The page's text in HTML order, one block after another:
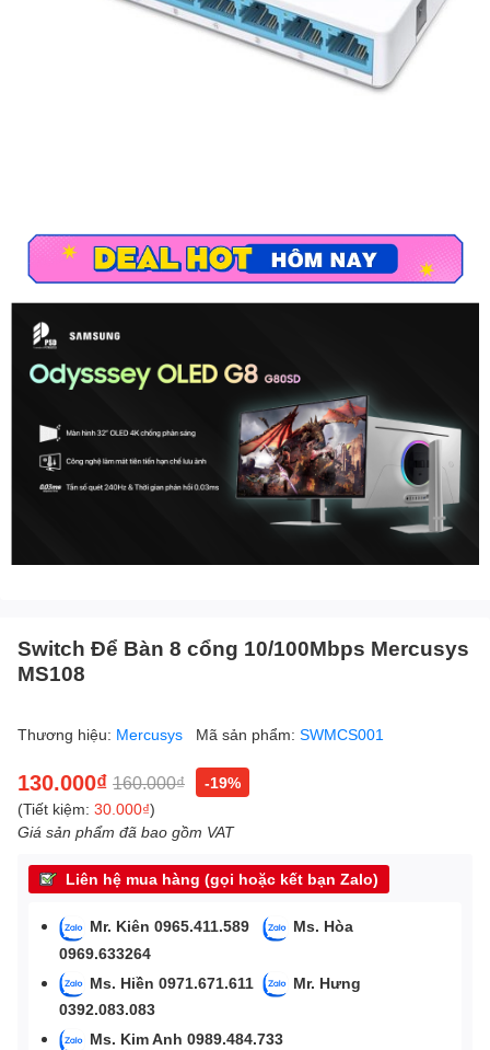
Switch Để Bàn 8 cổng 10/100Mbps Mercusys
MS108
Thương hiệu: Mercusys Mã sản phẩm: SWMCS001
130.000₫ 160.000₫
-19%
(Tiết kiệm: 30.000₫)
Giá sản phẩm đã bao gồm VAT
Liên hệ mua hàng (gọi hoặc kết bạn Zalo)
Mr. Kiên 0965.411.589
Ms. Hòa
0969.633264
Ms. Hiền 0971.671.611
Mr. Hưng
0392.083.083
Ms. Kim Anh 0989.484.733